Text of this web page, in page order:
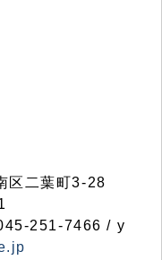
区二葉町3-28
251-7466 / y